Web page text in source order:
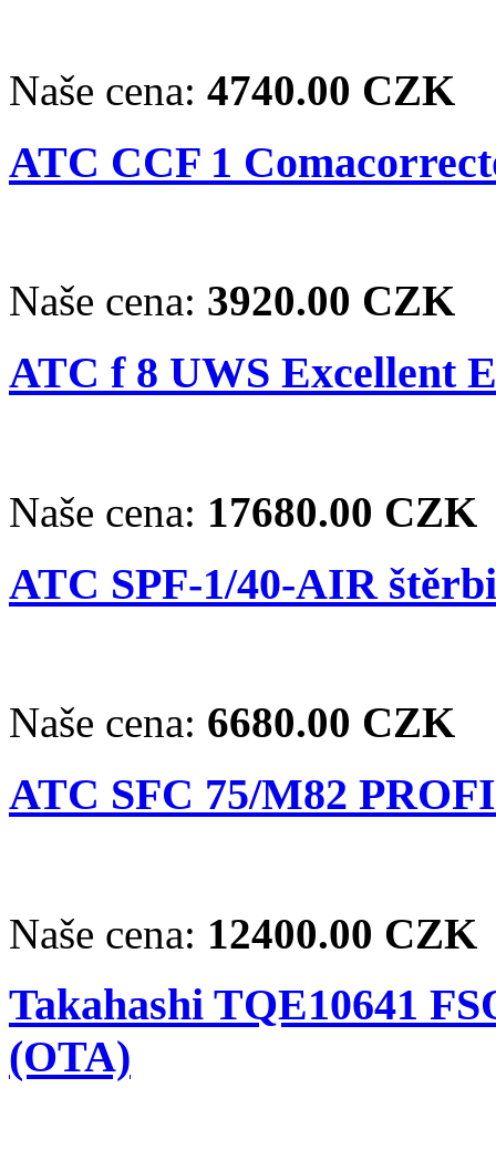
Naše cena: 4740.00 CZK
ATC CCF 1
Naše cena: 3920.00 CZK
ATC f 8 UWS Excellent
Naše cena: 17680.00 CZK
ATC SPF-1/40-AIR
Naše cena: 6680.00 CZK
ATC SFC 75/M82
Naše cena: 12400.00 CZK
Takahashi TQE10641
(OTA)